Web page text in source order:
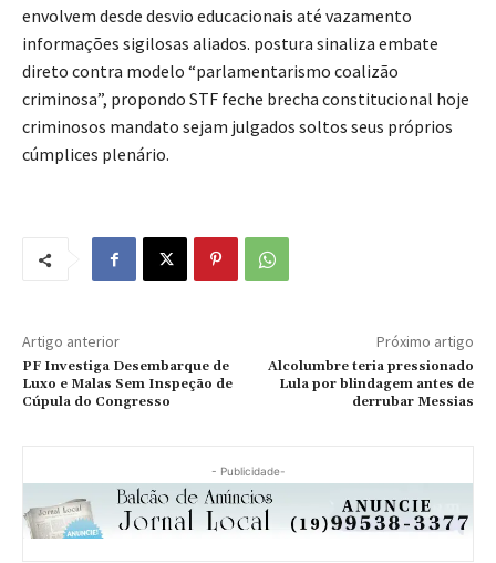
envolvem desde desvio educacionais até vazamento
informações sigilosas aliados. postura sinaliza embate
direto contra modelo “parlamentarismo coalizão
criminosa”, propondo STF feche brecha constitucional hoje
criminosos mandato sejam julgados soltos seus próprios
cúmplices plenário.
Artigo anterior
PF Investiga Desembarque de
Luxo e Malas Sem Inspeção de
Cúpula do Congresso
Próximo artigo
Alcolumbre teria pressionado
Lula por blindagem antes de
derrubar Messias
- Publicidade-